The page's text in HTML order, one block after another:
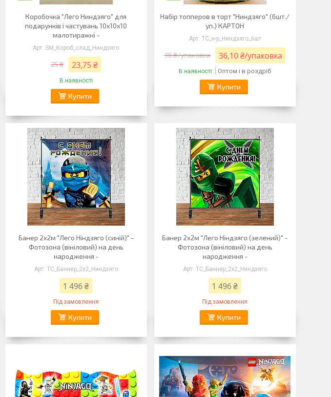
Коробочка "Лего Ниндзяго" для
подарунків і частувань 10х10х10
малотиражні -
SM_Короб_слад_Ниндзяго
25 ₴ 23,75 ₴
В наявності
Купити
Набір топперов в торт "Ниндзяго" (6шт./
уп.) КАРТОН
ТС_н-р_Ниндзяго_6шт
38 ₴/упаковка 36,10 ₴/упаковка
В наявності Оптом і в роздріб
Купити
Банер 2х2м "Лего Ніндзяго (синій)" -
Фотозона (вініловий) на день
народження -
ТС_Баннер_2х2_Ниндзяго
1 496 ₴
Під замовлення
Купити
Банер 2х2м "Лего Ніндзяго (зелений)" -
Фотозона (вініловий) на день
народження -
ТС_Баннер_2х2_Ниндзяго
1 496 ₴
Під замовлення
Купити